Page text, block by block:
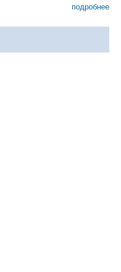
подробнее